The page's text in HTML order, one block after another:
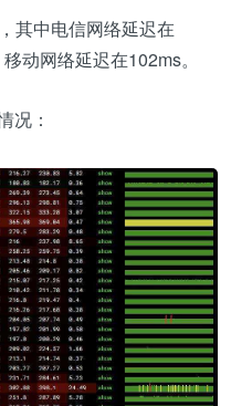
其中电信网络延迟在
动网络延迟在102ms。
况：